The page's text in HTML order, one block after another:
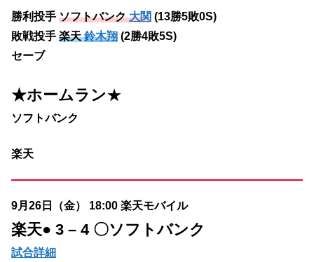
勝利投手 ソフトバンク大関 (13勝5敗0S)
敗戦投手 楽天鈴木翔 (2勝4敗5S)
セーブ
★ホームラン★
ソフトバンク
楽天
9月26日（金） 18:00 楽天モバイル
楽天● 3 – 4 〇ソフトバンク
試合詳細